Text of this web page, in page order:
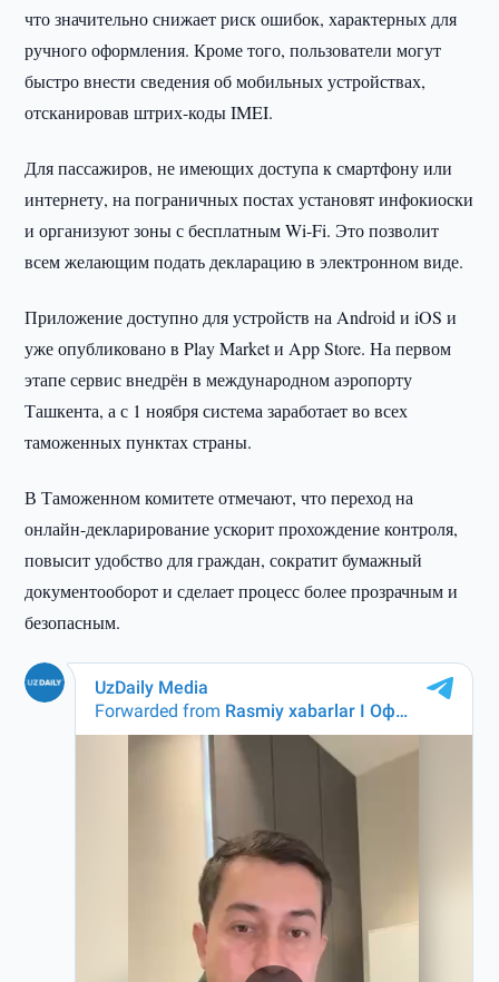
что значительно снижает риск ошибок, характерных для
ручного оформления. Кроме того, пользователи могут
быстро внести сведения об мобильных устройствах,
отсканировав штрих-коды IMEI.
Для пассажиров, не имеющих доступа к смартфону или
интернету, на пограничных постах установят инфокиоски
и организуют зоны с бесплатным Wi-Fi. Это позволит
всем желающим подать декларацию в электронном виде.
Приложение доступно для устройств на Android и iOS и
уже опубликовано в Play Market и App Store. На первом
этапе сервис внедрён в международном аэропорту
Ташкента, а с 1 ноября система заработает во всех
таможенных пунктах страны.
В Таможенном комитете отмечают, что переход на
онлайн-декларирование ускорит прохождение контроля,
повысит удобство для граждан, сократит бумажный
документооборот и сделает процесс более прозрачным и
безопасным.